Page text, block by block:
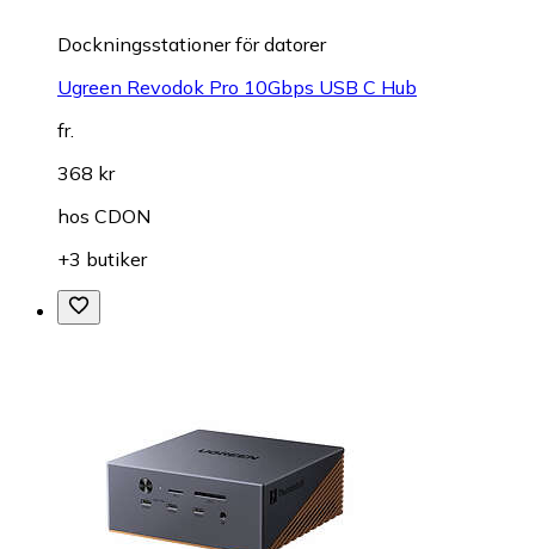
Dockningsstationer för datorer
Ugreen Revodok Pro 10Gbps USB C Hub
fr.
368 kr
hos CDON
+3 butiker